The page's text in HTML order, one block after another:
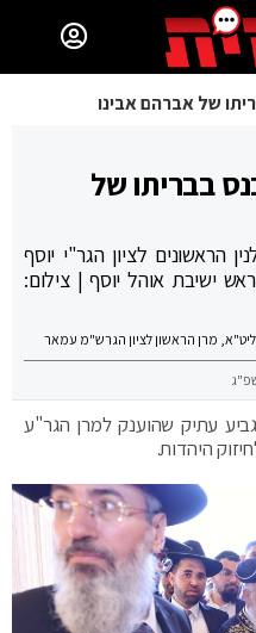
של אברהם אבינו
בבריתו של
הראשונים לציון הגר"י יוסף
ישיבת אוהל יוסף | צילום:
, מרן הראשון לציון הגרש"מ עמאר
עתיק שהוענק למרן הגר"ע
היהדות.